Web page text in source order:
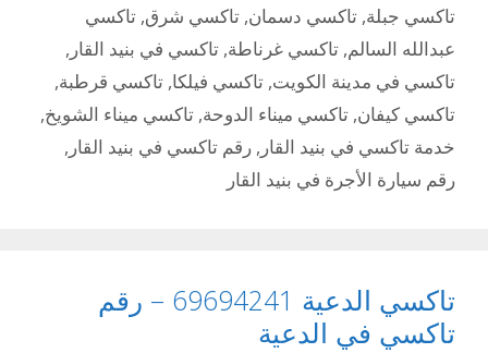
تاكسي جبلة, تاكسي دسمان, تاكسي شرق, تاكسي
عبدالله السالم, تاكسي غرناطة, تاكسي في بنيد القار ,
تاكسي في مدينة الكويت, تاكسي فيلكا, تاكسي قرطبة,
تاكسي كيفان, تاكسي ميناء الدوحة, تاكسي ميناء الشويخ,
خدمة تاكسي في بنيد القار , رقم تاكسي في بنيد القار ,
رقم سيارة الأجرة في بنيد القار
تاكسي الدعية 69694241 – رقم
تاكسي في الدعية